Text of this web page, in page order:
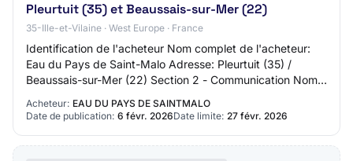
Pleurtuit (35) et Beaussais-sur-Mer (22)
35-Ille-et-Vilaine · West Europe · France
Identification de l'acheteur Nom complet de l'acheteur:
Eau du Pays de Saint-Malo Adresse: Pleurtuit (35) /
Beaussais-sur-Mer (22) Section 2 - Communication Nom
Acheteur: EAU DU PAYS DE SAINTMALO
Date de publication: 6 févr. 2026Date limite: 27 févr. 2026